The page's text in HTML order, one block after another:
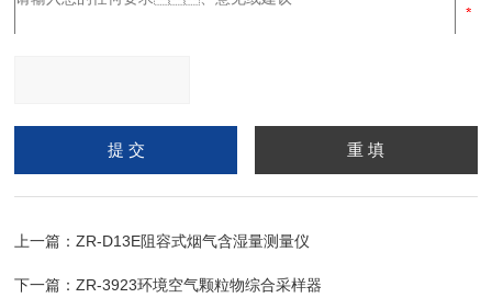
请输入计算结果（填写阿
拉伯数字），如：三加四
上一篇：ZR-D13E阻容式烟气含湿量测量仪
下一篇：ZR-3923环境空气颗粒物综合采样器